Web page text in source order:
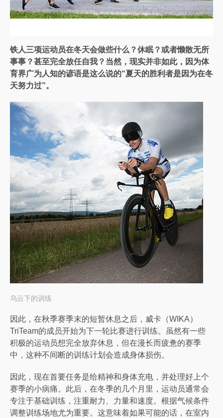
铁人三项运动员在冬天会做些什么？休眠？或者懒散无所
事事？甚至完全放任自我？ 当然，现实并非如此，因为体
育界广为人知的谚语是这么说的“夏天的胜利者是因为在冬
天努力过”。
乌云下的训练
因此，在秋季赛季末的短暂休息之后，威卡（WIKA）
TriTeam的成员开始为下一轮比赛进行训练。虽然有一些
积极的运动员想完全放弃休息，但在漫长而疲惫的赛季
中，这种不间断的训练计划会造成身体损伤。
因此，现在首要任务是给精神和身体充电，并处理好上个
赛季的小病痛。此后，在冬季的几个月里，运动员通常会
专注于基础训练，注重耐力、力量和速度。根据气候条件
调整训练场地尤为重要。这意味着如果可能的话，在室内